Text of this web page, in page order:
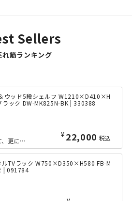
Sellers
れ筋ランキング
ウッド5段シェルフ W1210×D410×H
ラック DW-MK825N-BK | 330388
¥ 22,000 税込
W810mmタイプに続いて、更にワイドなW1210mmサイズのオープンシェルフが...
ルTVラック W750×D350×H580 FB-M
| 091784